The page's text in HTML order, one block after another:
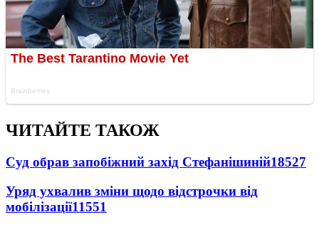
ЧИТАЙТЕ ТАКОЖ
Суд обрав запобіжний захід Стефанішиній18527
Уряд ухвалив зміни щодо відстрочки від
мобілізації11551